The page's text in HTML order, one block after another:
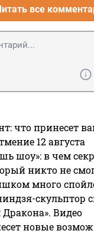
🥱
все
что принесет
12 августа
шоу»: в чем
никто не
много
скульптор
Видео
новые